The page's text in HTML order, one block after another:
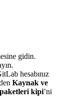
gidin.
hesabınız
Kaynak ve
kipi’ni